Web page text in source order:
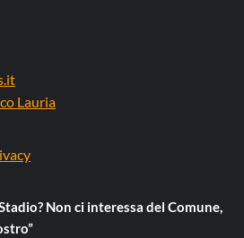
Lauria
Non ci interessa del Comune,